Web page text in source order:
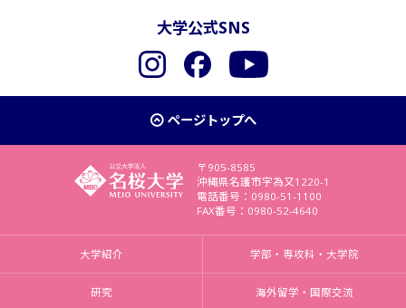
大学公式SNS
InstagramFacebookYouTube
ページトップへ
〒905-8585
沖縄県名護市字為又1220-1
電話番号：0980-51-1100
FAX番号：0980-52-4640
大学紹介 学部・専攻科・大学院
研究 海外留学・国際交流